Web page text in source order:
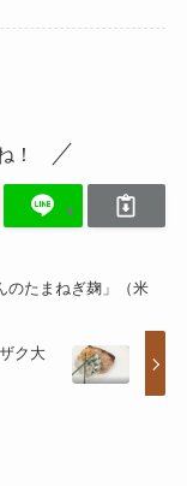
！
のたまねぎ麹」（米
ク大